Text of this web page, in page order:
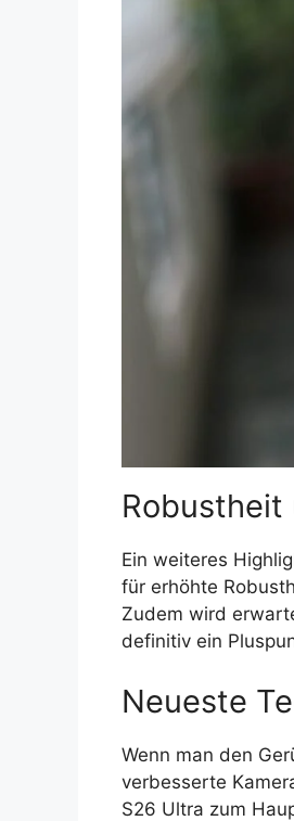
Robustheit
Ein weiteres
für erhöhte
Zudem wird
definitiv ein
Neueste
Wenn man den
verbesserte
S26 Ultra zum